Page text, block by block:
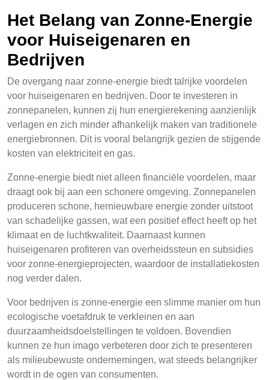
Het Belang van Zonne-Energie
voor Huiseigenaren en
Bedrijven
De overgang naar zonne-energie biedt talrijke voordelen
voor huiseigenaren en bedrijven. Door te investeren in
zonnepanelen, kunnen zij hun energierekening aanzienlijk
verlagen en zich minder afhankelijk maken van traditionele
energiebronnen. Dit is vooral belangrijk gezien de stijgende
kosten van elektriciteit en gas.
Zonne-energie biedt niet alleen financiële voordelen, maar
draagt ook bij aan een schonere omgeving. Zonnepanelen
produceren schone, hernieuwbare energie zonder uitstoot
van schadelijke gassen, wat een positief effect heeft op het
klimaat en de luchtkwaliteit. Daarnaast kunnen
huiseigenaren profiteren van overheidssteun en subsidies
voor zonne-energieprojecten, waardoor de installatiekosten
nog verder dalen.
Voor bedrijven is zonne-energie een slimme manier om hun
ecologische voetafdruk te verkleinen en aan
duurzaamheidsdoelstellingen te voldoen. Bovendien
kunnen ze hun imago verbeteren door zich te presenteren
als milieubewuste ondernemingen, wat steeds belangrijker
wordt in de ogen van consumenten.